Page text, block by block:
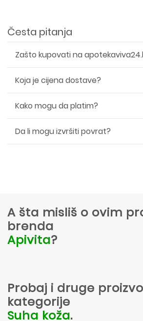
Česta pitanja
Zašto kupovati na
Koja je cijena dostave?
Kako mogu da platim?
Da li mogu izvršiti povrat?
A šta misliš o ovim
brenda
Apivita?
Probaj i druge
kategorije
Suha koža.